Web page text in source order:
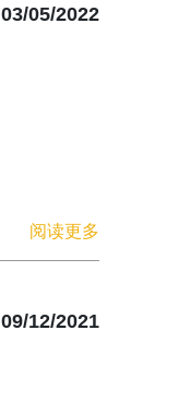
03/05/2022
阅读更多
09/12/2021